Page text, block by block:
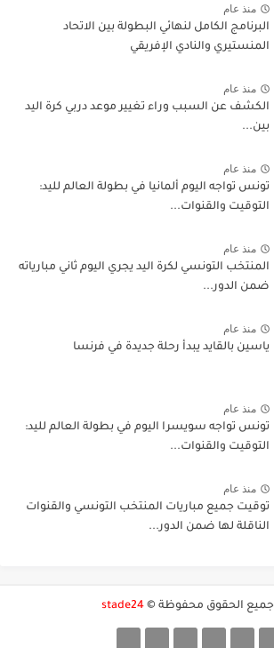
منذ عام
البرنامج الكامل لنهائي البطولة بين الاتحاد
المنستيري والنادي الإفريقي
منذ عام
الكشف عن السبب وراء تغيير موعد دربي كرة اليد
بين...
منذ عام
تونس تواجه اليوم ألمانيا في بطولة العالم لليد:
التوقيت والقنوات...
منذ عام
المنتخب التونسي لكرة اليد يجري اليوم ثاني مبارياته
ضمن الدور...
منذ عام
ياسين بالقايد يبدأ رحلة جديدة في فرنسا
منذ عام
تونس تواجه سويسرا اليوم في بطولة العالم لليد:
التوقيت والقنوات...
منذ عام
توقيت جميع مباريات المنتخب التونسي والقنوات
الناقلة لها ضمن الدور...
جميع الحقوق محفوظة © stade24